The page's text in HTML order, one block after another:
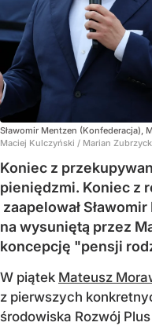
Sławomir Mentzen (Konfederacja),
Maciej Kulczyński / Marian
Koniec z
pieniędzmi. Koniec z
zaapelował
na wysuniętą przez
koncepcję "pensji
W piątek Mateusz
z pierwszych
środowiska Rozwój